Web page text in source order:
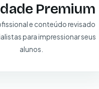
Premium
e conteúdo revisado
para impressionar seus
alunos.